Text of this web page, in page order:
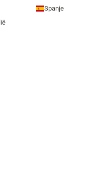
Spanje